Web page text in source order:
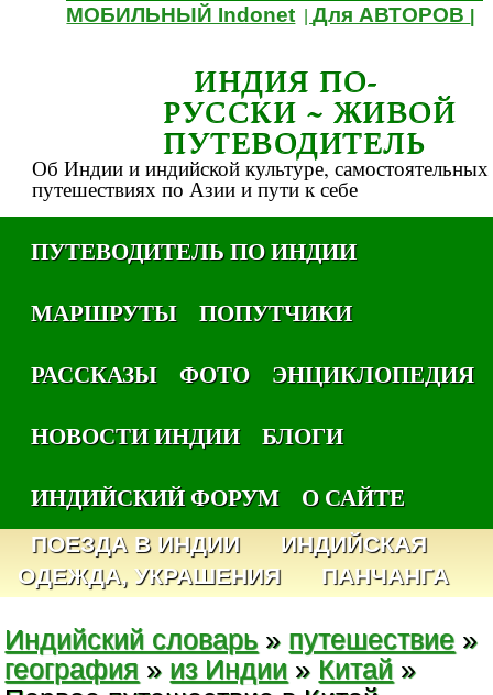
МОБИЛЬНЫЙ Indonet |Для АВТОРОВ
ИНДИЯ ПО-
РУССКИ ~ ЖИВОЙ
ПУТЕВОДИТЕЛЬ
Об Индии и индийской культуре, самостоятельных
путешествиях по Азии и пути к себе
ПУТЕВОДИТЕЛЬ ПО ИНДИИ
МАРШРУТЫ
ПОПУТЧИКИ
РАССКАЗЫ
ФОТО
ЭНЦИКЛОПЕДИЯ
НОВОСТИ ИНДИИ
БЛОГИ
ИНДИЙСКИЙ ФОРУМ
О САЙТЕ
ПОЕЗДА В ИНДИИ
ИНДИЙСКАЯ
ОДЕЖДА, УКРАШЕНИЯ
ПАНЧАНГА
Индийский словарь » путешествие »
география » из Индии » Китай »